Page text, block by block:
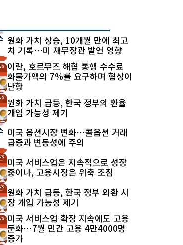
원화 가치 상승, 10개월 만에 최고
치 기록…미 재무장관 발언 영향
이란, 호르무즈 해협 통행 수수료
화물가액의 7%를 요구하며 협상이
난항
원화 가치 급등, 한국 정부의 환율
개입 가능성 제기
미국 옵션시장 변화…콜옵션 거래
급증과 변동성에 주의
미국 서비스업은 지속적으로 성장
중이나, 고용시장은 위축 조짐
원화 가치 급등, 한국 정부 외환 시
장 개입 가능성 제기
미국 서비스업 확장 지속에도 고용
둔화…7월 민간 고용 4만4000명
증가